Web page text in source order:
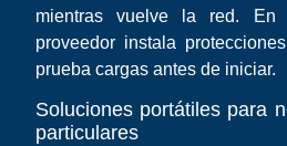
mientras vuelve la red. En
proveedor instala
prueba cargas antes de iniciar.
Soluciones portátiles para
particulares